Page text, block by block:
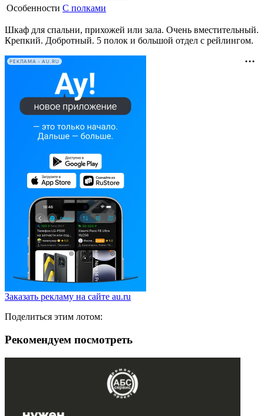
Особенности С полками
Шкаф для спальни, прихожей или зала. Очень вместительный.
Крепкий. Добротный. 5 полок и большой отдел с рейлингом.
РЕКЛАМА • AU.RU
Заказать рекламу на сайте au.ru
Поделиться этим лотом:
Рекомендуем посмотреть